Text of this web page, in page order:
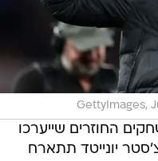
GettyImages,
החוזרים שייערכו
יונייטד תתארח